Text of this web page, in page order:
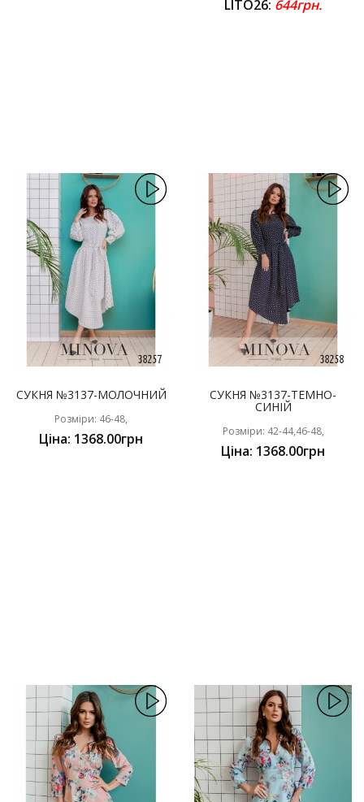
LITO26: 644грн.
СУКНЯ №3137-МОЛОЧНИЙ
Розміри: 46-48,
Ціна: 1368.00грн
СУКНЯ №3137-ТЕМНО-
СИНІЙ
Розміри: 42-44,46-48,
Ціна: 1368.00грн